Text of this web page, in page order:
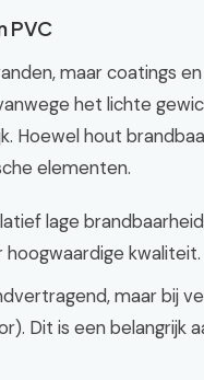
PVC
maar coatings
het lichte
Hoewel hout
elementen.
lage
kwaliteit.
maar bij
Dit is een belangrijk